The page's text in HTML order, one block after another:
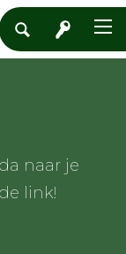
naar je
link!